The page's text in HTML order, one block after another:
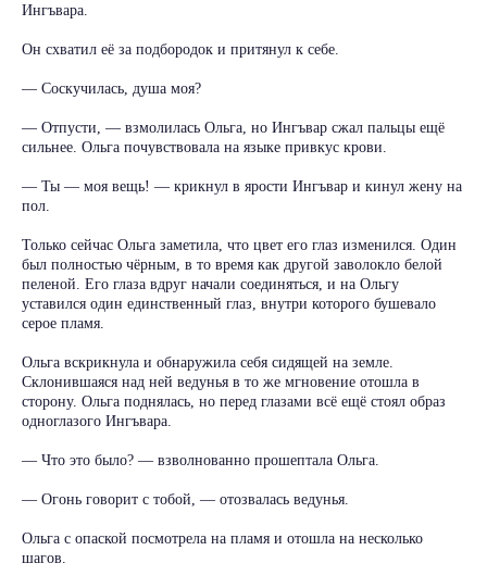
Ингъвара.
Он схватил её за подбородок и притянул к себе.
— Соскучилась, душа моя?
— Отпусти, — взмолилась Ольга, но Ингъвар сжал пальцы ещё
сильнее. Ольга почувствовала на языке привкус крови.
— Ты — моя вещь! — крикнул в ярости Ингъвар и кинул жену на
пол.
Только сейчас Ольга заметила, что цвет его глаз изменился. Один
был полностью чёрным, в то время как другой заволокло белой
пеленой. Его глаза вдруг начали соединяться, и на Ольгу
уставился один единственный глаз, внутри которого бушевало
серое пламя.
Ольга вскрикнула и обнаружила себя сидящей на земле.
Склонившаяся над ней ведунья в то же мгновение отошла в
сторону. Ольга поднялась, но перед глазами всё ещё стоял образ
одноглазого Ингъвара.
— Что это было? — взволнованно прошептала Ольга.
— Огонь говорит с тобой, — отозвалась ведунья.
Ольга с опаской посмотрела на пламя и отошла на несколько
шагов.